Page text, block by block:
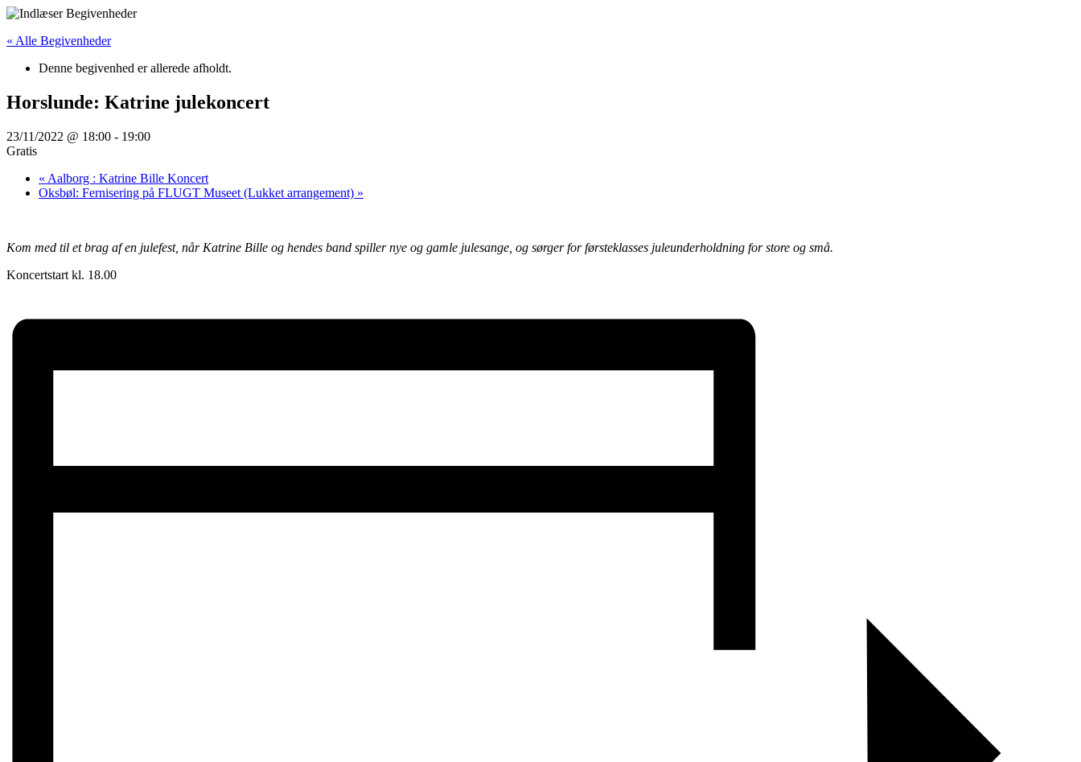
Videre
indhold
« Alle Begivenheder
Denne begivenhed er allerede afholdt.
Horslunde: Katrine julekoncert
23/11/2022 @ 18:00 - 19:00
Gratis
« Aalborg : Katrine Bille Koncert
Oksbøl: Fernisering på FLUGT Museet (Lukket arrangement) »
Kom med til et brag af en julefest, når Katrine Bille og hendes band spiller nye og gamle julesange, og sørger for førsteklasses juleunderholdning for store og små.
Koncertstart kl. 18.00